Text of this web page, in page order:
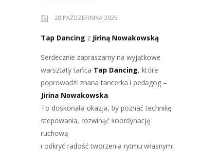
28 PAŹDZIERNIKA 2025
Tap Dancing z Jiriną Nowakowską
Serdecznie zapraszamy na wyjątkowe
warsztaty tańca Tap Dancing, które
poprowadzi znana tancerka i pedagog –
Jirina Nowakowska.
To doskonała okazja, by poznać technikę
stepowania, rozwinąć koordynację
ruchową
i odkryć radość tworzenia rytmu własnymi